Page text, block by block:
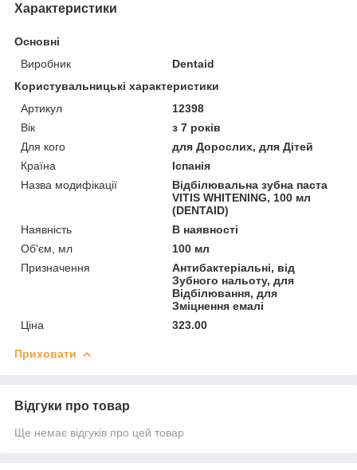
Характеристики
Основні
Виробник
Dentaid
Користувальницькі характеристики
Артикул
12398
Вік
з 7 років
Для кого
для Дорослих, для Дітей
Країна
Іспанія
Назва модифікації
Відбілювальна зубна паста
VITIS WHITENING, 100 мл
(DENTAID)
Наявність
В наявності
Об'єм, мл
100 мл
Призначення
Антибактеріальні, від
Зубного нальоту, для
Відбілювання, для
Зміцнення емалі
Ціна
323.00
Приховати
Відгуки про товар
Ще немає відгуків про цей товар